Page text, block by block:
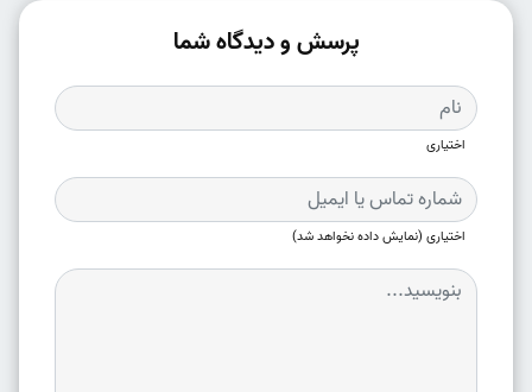
پرسش و دیدگاه شما
اختیاری
اختیاری (نمایش داده نخواهد شد)